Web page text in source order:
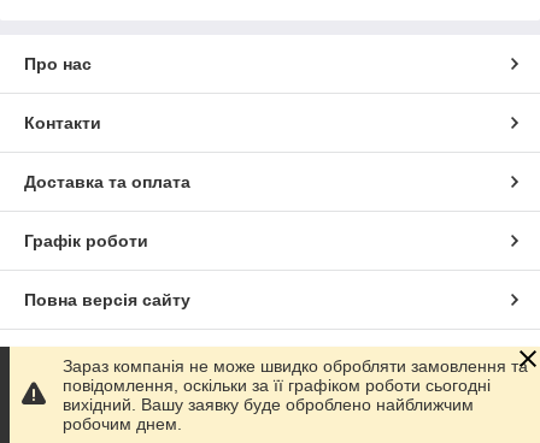
Про нас
Контакти
Доставка та оплата
Графік роботи
Повна версія сайту
Сайт створено на маркетплейсі Prom.ua
Політика конфіденційності
Зараз компанія не може швидко обробляти замовлення та
повідомлення, оскільки за її графіком роботи сьогодні
вихідний. Вашу заявку буде оброблено найближчим
робочим днем.